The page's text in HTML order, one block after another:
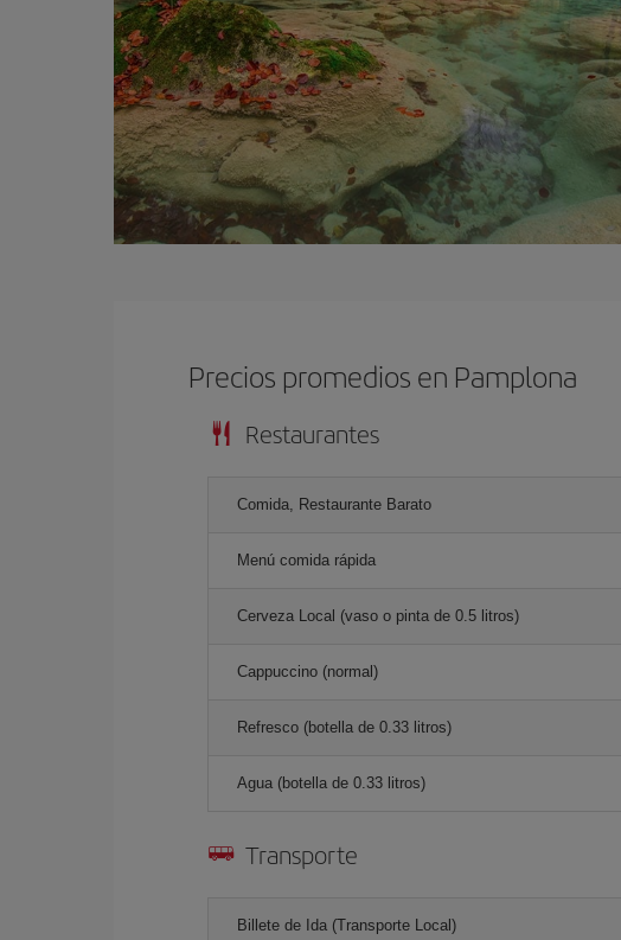
Precios promedios en Pamplona
Restaurantes
Comida, Restaurante Barato
Menú comida rápida
Cerveza Local (vaso o pinta de 0.5 litros)
Cappuccino (normal)
Refresco (botella de 0.33 litros)
Agua (botella de 0.33 litros)
Transporte
Billete de Ida (Transporte Local)